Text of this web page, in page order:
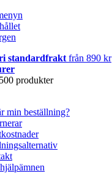
standardfrakt från 890 kr
produkter
min beställning?